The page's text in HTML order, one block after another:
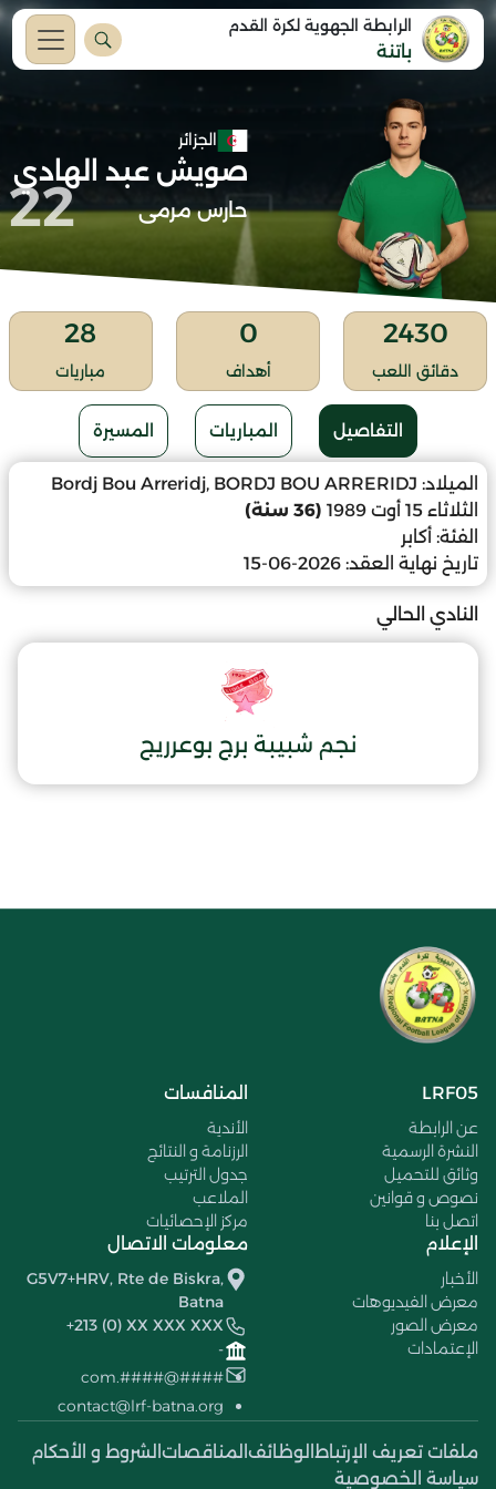
الرابطة الجهوية لكرة القدم
باتنة
الجزائر
صويش عبد الهادي
حارس مرمى 22
2430
دقائق اللعب
0
أهداف
28
مباريات
التفاصيل المباريات المسيرة
الميلاد: Bordj Bou Arreridj, BORDJ BOU ARRERIDJ
الثلاثاء 15 أوت 1989
(36 سنة)
الفئة: أكابر
تاريخ نهاية العقد: 2026-06-15
النادي الحالي
نجم شبيبة برج بوعرريج
LRF05
عن الرابطة
النشرة الرسمية
وثائق للتحميل
نصوص و قوانين
اتصل بنا
المنافسات
الأندية
الرزنامة و النتائج
جدول الترتيب
الملاعب
مركز الإحصائيات
الإعلام
الأخبار
معرض الفيديوهات
معرض الصور
الإعتمادات
معلومات الاتصال
G5V7+HRV, Rte de Biskra,
Batna
+213 (0) XX XXX XXX
-
####@####.com
contact@lrf-batna.org
ملفات تعريف الإرتباط الوظائف المناقصات الشروط و الأحكام
سياسة الخصوصية